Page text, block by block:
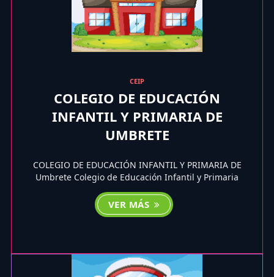
CEIP
COLEGIO DE EDUCACIÓN
INFANTIL Y PRIMARIA DE
UMBRETE
COLEGIO DE EDUCACIÓN INFANTIL Y PRIMARIA DE
Umbrete Colegio de Educación Infantil y Primaria
VER MÁS